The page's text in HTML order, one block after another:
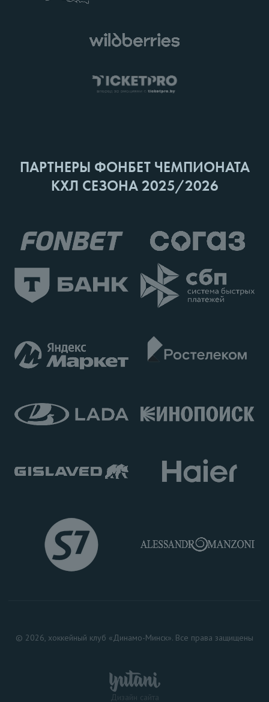
ПАРТНЕРЫ ФОНБЕТ ЧЕМПИОНАТА
КХЛ СЕЗОНА 2025/2026
© 2026, хоккейный клуб «Динамо-Минск». Все права защищены
Дизайн сайта